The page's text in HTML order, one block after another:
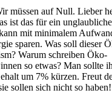
müssen auf Null. Lieber
ist das für ein
mit minimalem
sparen. Was soll dieser
Warum schreiben Öko-
so etwas? Man sollte
um 7% kürzen. Freut
sollen sich nicht so haben!